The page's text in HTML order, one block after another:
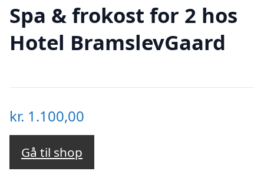
Spa & frokost for 2 hos
Hotel BramslevGaard
kr. 1.100,00
Gå til shop